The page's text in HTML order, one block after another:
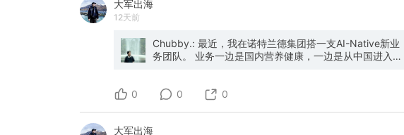
大军出海
12天前
Chubby.: 最近，我在诺特兰德集团搭一支AI-Native新业
务团队。 业务一边是国内营养健康，一边是从中国进入马
AI运营、渠道运营、海外项目负责人。 我更想找到真正做
东南亚岗位先在中国组建团队，杭州优先，需要高频赴马
0 0 0
大军出海